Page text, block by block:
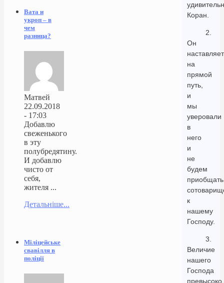
Коран.
2.
Он
наставляет
на
прямой
путь,
и
мы
уверовали
в
него
и
не
будем
приобщать
к
нашему
Господу.
3.
Величие
нашего
Господа
превысоко,
Вата и
укроп – в
чем
разница?
Матвей
22.09.2018
- 17:03
Добавлю
свеженького
в эту
полубредятину.
И добавлю
чисто от
себя,
жителя ...
Детальніше...
Міліцейське
свавілля в
поліції